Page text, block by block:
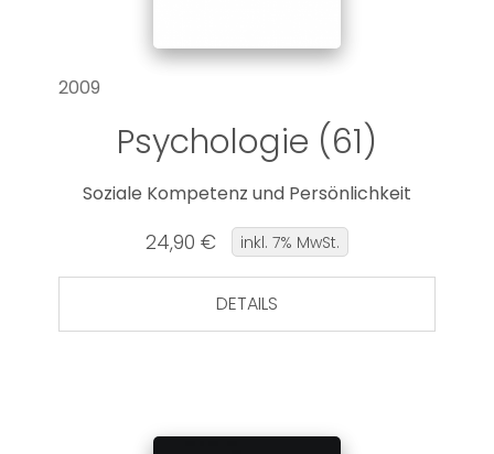
2009
Psychologie (61)
Soziale Kompetenz und Persönlichkeit
24,90 € inkl. 7% MwSt.
DETAILS